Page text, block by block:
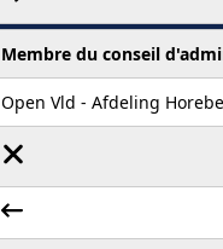
Membre du conseil
Open Vld - Afdeling